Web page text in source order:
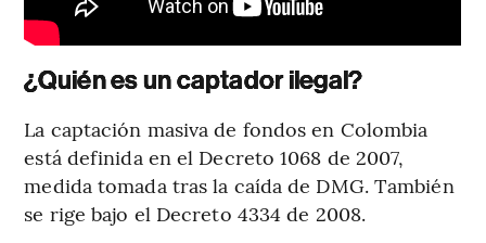
¿Quién es un captador ilegal?
La captación masiva de fondos en Colombia
está definida en el Decreto 1068 de 2007,
medida tomada tras la caída de DMG. También
se rige bajo el Decreto 4334 de 2008.